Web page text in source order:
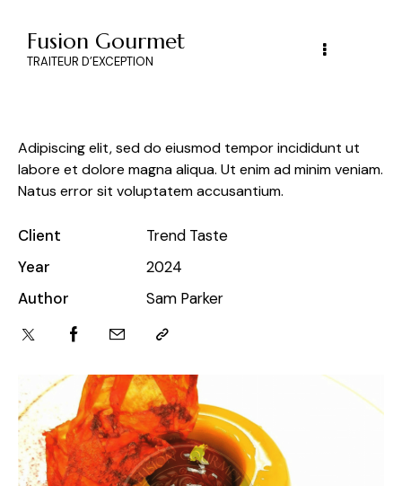
Fusion Gourmet
TRAITEUR D’EXCEPTION
Adipiscing elit, sed do eiusmod tempor incididunt ut
labore et dolore magna aliqua. Ut enim ad minim veniam.
Natus error sit voluptatem accusantium.
Client
Trend Taste
Year
2024
Author
Sam Parker